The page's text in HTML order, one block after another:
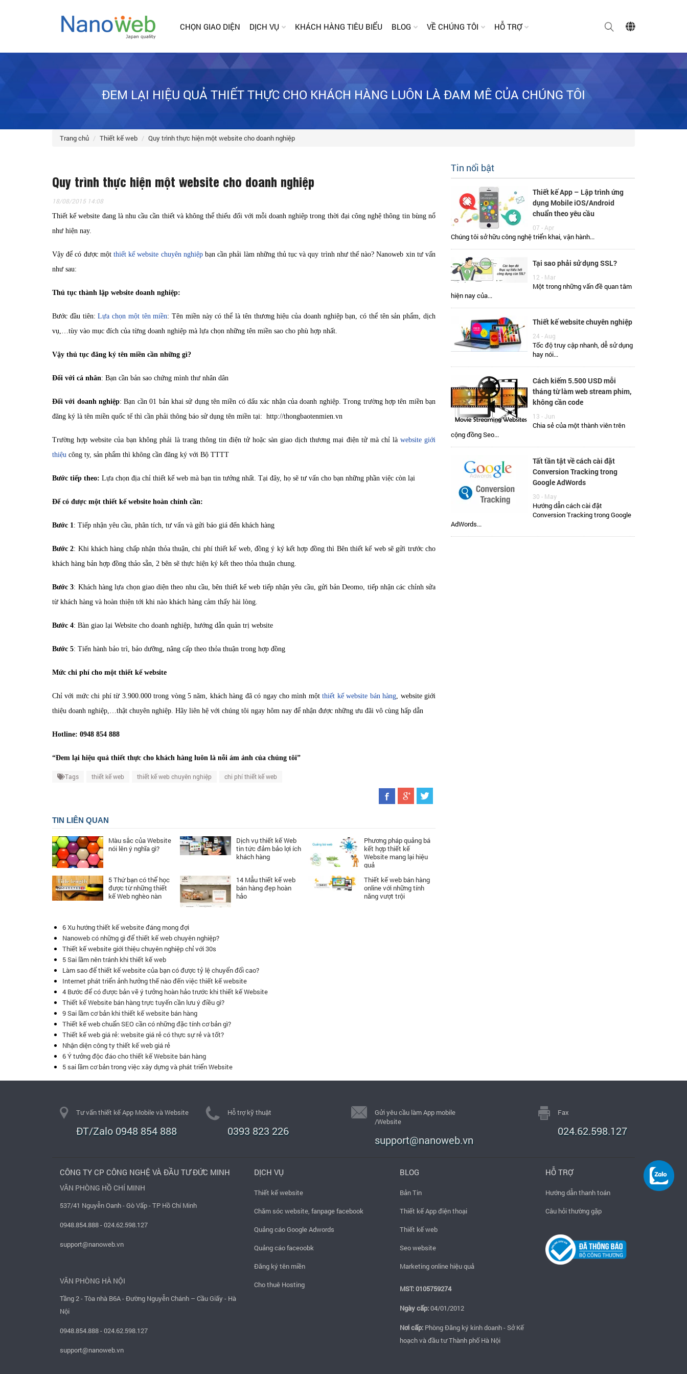
CHỌN GIAO DIỆN DỊCH VỤ KHÁCH HÀNG TIÊU BIỂU BLOG VỀ CHÚNG TÔI HỖ TRỢ
ĐEM LẠI HIỆU QUẢ THIẾT THỰC CHO KHÁCH HÀNG LUÔN LÀ ĐAM MÊ CỦA CHÚNG TÔI
trang chủ thiết kế web quy trình thực hiện một website cho doanh nghiệp
Quy trình thực hiện một website cho doanh nghiệp
18/08/2015 14:08
Thiết kế website đang là nhu cầu cần thiết và không thể thiếu đối với mỗi doanh nghiệp trong thời đại công nghệ thông tin bùng nổ
như hiện nay.
Vậy để có được một thiết kế website chuyên nghiệpbạn cần phải làm những thủ tục và quy trình như thế nào? Nanoweb xin tư vấn
như sau:
Thủ tục thành lập website doanh nghiệp:
Bước đầu tiên:Lựa chọn một tên miền: Tên miền này có thể là tên thương hiệu của doanh nghiệp bạn, có thể tên sản phẩm, dịch
vụ,…tùy vào mục đích của từng doanh nghiệp mà lựa chọn những tên miền sao cho phù hợp nhất.
Vậy thủ tục đăng ký tên miền cần những gì?
Đối với cá nhân: Bạn cần bản sao chứng mình thư nhân dân
Đối với doanh nghiệp: Bạn cần 01 bản khai sử dụng tên miền có dấu xác nhận của doanh nghiệp. Trong trường hợp tên miền bạn
đăng ký là tên miền quốc tế thì cần phải thông báo sử dụng tên miền tại: http://thongbaotenmien.vn
Trường hợp website của bạn không phải là trang thông tin điện tử hoặc sàn giao dịch thương mại điện tử mà chỉ là website giới
thiệu công ty, sản phẩm thì không cần đăng ký với Bộ TTTT
Bước tiếp theo: Lựa chọn địa chỉ thiết kế web mà bạn tin tưởng nhất. Tại đây, họ sẽ tư vấn cho bạn những phần việc còn lại
Để có được một thiết kế website hoàn chỉnh cần:
Bước 1: Tiếp nhận yêu cầu, phân tích, tư vấn và gửi báo giá đến khách hàng
Bước 2: Khi khách hàng chấp nhận thỏa thuận, chi phí thiết kế web, đồng ý ký kết hợp đồng thì Bên thiết kế web sẽ gửi trước cho
khách hàng bản hợp đồng thảo sẵn, 2 bên sẽ thực hiện ký kết theo thỏa thuận chung.
Bước 3: Khách hàng lựa chọn giao diện theo nhu cầu, bên thiết kế web tiếp nhận yêu cầu, gửi bản Deomo, tiếp nhận các chỉnh sửa
từ khách hàng và hoàn thiện tới khi nào khách hàng cảm thấy hài lòng.
Bước 4: Bàn giao lại Website cho doanh nghiệp, hướng dẫn quản trị website
Bước 5: Tiến hành bảo trì, bảo dưỡng, nâng cấp theo thỏa thuận trong hợp đồng
Mức chi phí cho một thiết kế website
Chỉ với mức chi phí từ 3.900.000 trong vòng 5 năm, khách hàng đã có ngay cho mình mộtthiết kế website bán hàng, website giới
thiệu doanh nghiệp,…thật chuyên nghiệp. Hãy liên hệ với chúng tôi ngay hôm nay để nhận được những ưu đãi vô cùng hấp dẫn
Hotline: 0948 854 888
“Đem lại hiệu quả thiết thực cho khách hàng luôn là nỗi ám ảnh của chúng tôi”
Tags thiết kế web thiết kế web chuyên nghiệp chi phí thiết kế web
TIN LIÊN QUAN
Màu sắc của Website
nói lên ý nghĩa gì?
Dịch vụ thiết kế Web
tin tức đảm bảo lợi ích
khách hàng
Phương pháp quảng bá
kết hợp thiết kế
Website mang lại hiệu
quả
5 Thứ bạn có thể học
được từ những thiết
kế Web nghèo nàn
14 Mẫu thiết kế web
bán hàng đẹp hoàn
hảo
Thiết kế web bán hàng
online với những tính
năng vượt trội
6 Xu hướng thiết kế website đáng mong đợi
Nanoweb có những gì để thiết kế web chuyên nghiệp?
Thiết kế website giới thiệu chuyên nghiệp chỉ với 30s
5 Sai lầm nên tránh khi thiết kế web
Làm sao để thiết kế website của bạn có được tỷ lệ chuyển đổi cao?
Internet phát triển ảnh hưởng thế nào đến việc thiết kế website
4 Bước để có được bản vẽ ý tưởng hoàn hảo trước khi thiết kế Website
Thiết kế Website bán hàng trực tuyến cần lưu ý điều gì?
9 Sai lầm cơ bản khi thiết kế website bán hàng
Thiết kế web chuẩn SEO cần có những đặc tính cơ bản gì?
Thiết kế web giá rẻ: website giá rẻ có thực sự rẻ và tốt?
Nhận diện công ty thiết kế web giá rẻ
6 Ý tưởng độc đáo cho thiết kế Website bán hàng
5 sai lầm cơ bản trong việc xây dựng và phát triển Website
Tin nổi bật
Thiết kế App – Lập trình ứng
dụng Mobile iOS/Android
chuẩn theo yêu cầu
07 - Apr
Chúng tôi sở hữu công nghệ triển khai, vận hành...
Tại sao phải sử dụng SSL?
12 - Mar
Một trong những vấn đề quan tâm
hiện nay của...
Thiết kế website chuyên nghiệp
24 - Aug
Tốc độ truy cập nhanh, dễ sử dụng
hay nói...
Cách kiếm 5.500 USD mỗi
tháng từ làm web stream phim,
không cần code
13 - Jun
Chia sẻ của một thành viên trên
cộng đồng Seo...
Tất tần tật về cách cài đặt
Conversion Tracking trong
Google AdWords
30 - May
Hướng dẫn cách cài đặt
Conversion Tracking trong Google
AdWords...
Tư vấn thiết kế App Mobile và Website
ĐT/Zalo 0948 854 888
Hỗ trợ kỹ thuật
0393 823 226
Gửi yêu cầu làm App mobile
/Website
support@nanoweb.vn
Fax
024.62.598.127
CÔNG TY CP CÔNG NGHỆ VÀ ĐẦU TƯ ĐỨC MINH
VĂN PHÒNG HỒ CHÍ MINH
537/41 Nguyễn Oanh - Gò Vấp - TP Hồ Chí Minh
0948.854.888-024.62.598.127
support@nanoweb.vn
VĂN PHÒNG HÀ NỘI
Tầng 2 - Tòa nhà B6A - Đường Nguyễn Chánh – Cầu Giấy - Hà
Nội
0948.854.888-024.62.598.127
support@nanoweb.vn
DỊCH VỤ
Thiết kế website
Chăm sóc website, fanpage facebook
Quảng cáo Google Adwords
Quảng cáo faceoobk
Đăng ký tên miền
Cho thuê Hosting
BLOG
Bản Tin
Thiết kế App điện thoại
Thiết kế web
Seo website
Marketing online hiệu quả
MST: 0105759274
Ngày cấp:04/01/2012
Nơi cấp: Phòng Đăng ký kinh doanh - Sở Kế
hoạch và đầu tư Thành phố Hà Nội
HỖ TRỢ
Hướng dẫn thanh toán
Câu hỏi thường gặp